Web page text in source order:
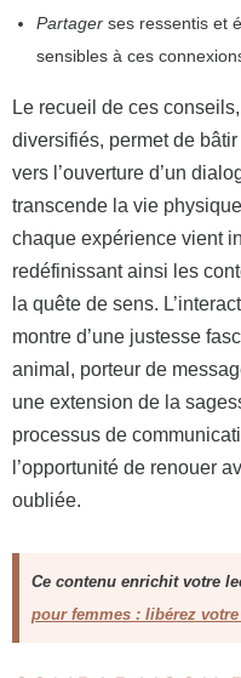
Partager ses ressentis et
sensibles à ces
Le recueil de ces
diversifiés, permet de
vers l’ouverture d’un
transcende la vie
chaque expérience vient
redéfinissant ainsi les
la quête de sens.
montre d’une justesse
animal, porteur de
une extension de la
processus de
l’opportunité de renouer
oubliée.
Ce contenu enrichit votre
pour femmes : libérez